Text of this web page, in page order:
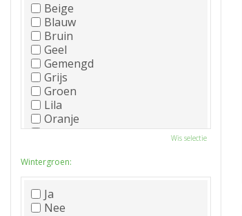
Beige
Blauw
Bruin
Geel
Gemengd
Grijs
Groen
Lila
Oranje
Paars
Roze
Wit
Zwart
Wis selectie
Wintergroen:
Ja
Nee